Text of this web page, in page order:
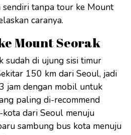
sendiri tanpa tour ke Mount
caranya.
Mount Seorak
sudah di ujung sisi timur
150 km dari Seoul, jadi
jam dengan mobil untuk
paling di-recommend
dari Seoul menuju
sambung bus kota menuju